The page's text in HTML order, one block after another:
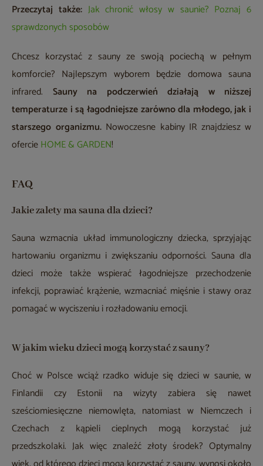
Przeczytaj także: Jak chronić włosy w saunie? Poznaj 6
sprawdzonych sposobów
Chcesz korzystać z sauny ze swoją pociechą w pełnym
komforcie? Najlepszym wyborem będzie domowa sauna
infrared. Sauny na podczerwień działają w niższej
temperaturze i są łagodniejsze zarówno dla młodego, jak i
starszego organizmu. Nowoczesne kabiny IR znajdziesz w
ofercieHOME & GARDEN!
FAQ
Jakie zalety ma sauna dla dzieci?
Sauna wzmacnia układ immunologiczny dziecka, sprzyjając
hartowaniu organizmu i zwiększaniu odporności. Sauna dla
dzieci może także wspierać łagodniejsze przechodzenie
infekcji, poprawiać krążenie, wzmacniać mięśnie i stawy oraz
pomagać w wyciszeniu i rozładowaniu emocji.
W jakim wieku dzieci mogą korzystać z sauny?
Choć w Polsce wciąż rzadko widuje się dzieci w saunie, w
Finlandii czy Estonii na wizyty zabiera się nawet
sześciomiesięczne niemowlęta, natomiast w Niemczech i
Czechach z kąpieli cieplnych mogą korzystać już
przedszkolaki. Jak więc znaleźć złoty środek? Optymalny